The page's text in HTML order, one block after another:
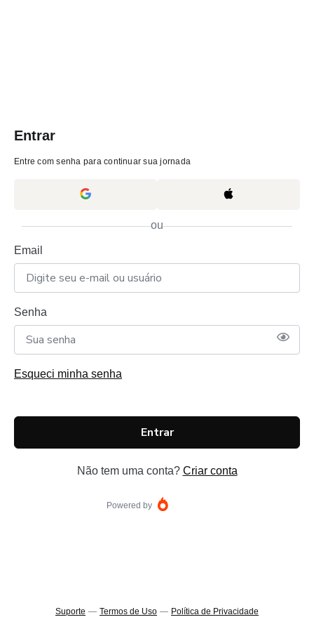
Entrar
Entre com senha para continuar sua jornada
ou
Email
Senha
Esqueci minha senha
Entrar
Não tem uma conta? Criar conta
Powered by
Suporte — Termos de Uso — Política de Privacidade